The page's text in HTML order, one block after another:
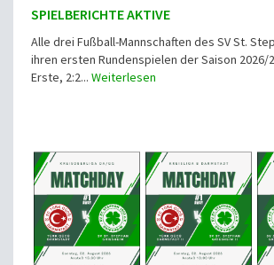
SPIELBERICHTE AKTIVE
Alle drei Fußball-Mannschaften des SV St.
ihren ersten Rundenspielen der Saison 2026/
Erste, 2:2... Weiterlesen